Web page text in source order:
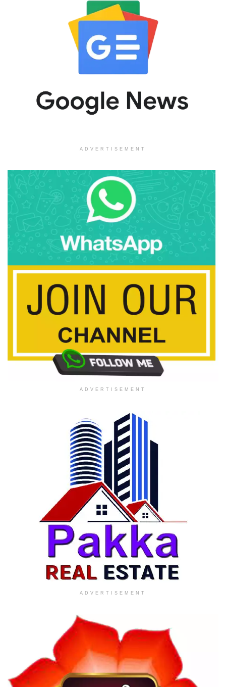
ADVERTISEMENT
ADVERTISEMENT
ADVERTISEMENT